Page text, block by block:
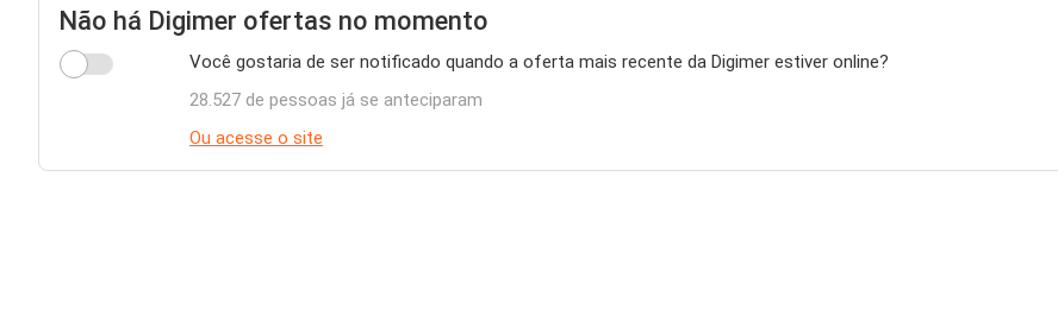
Não há Digimer ofertas no momento
Você gostaria de ser notificado quando a oferta mais recente da Digimer estiver online?
28.527 de pessoas já se anteciparam
Ou acesse o site